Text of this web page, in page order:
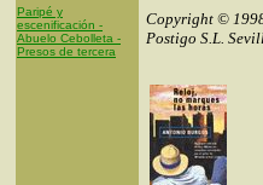
Paripé y
escenificación -
Abuelo Cebolleta -
Presos de tercera
Copyright ©
Postigo S.L.